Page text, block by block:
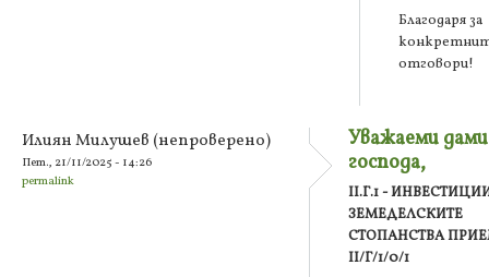
Благодаря за
отговори!
Илиян Милушев (непроверено)
Пет., 21/11/2025 - 14:26
permalink
Уважаеми
господа,
II.Г.1 -
ЗЕМЕДЕЛСКИТЕ
СТОПАНСТВА
II/Г/1/0/1